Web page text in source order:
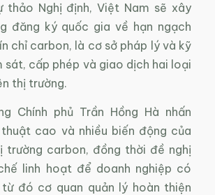
thảo Nghị định, Việt Nam sẽ xây
đăng ký quốc gia về hạn ngạch
chỉ carbon, là cơ sở pháp lý và kỹ
sát, cấp phép và giao dịch hai loại
thị trường.
Chính phủ Trần Hồng Hà nhấn
cao và nhiều biến động của
trường carbon, đồng thời đề nghị
linh hoạt để doanh nghiệp có
đó cơ quan quản lý hoàn thiện